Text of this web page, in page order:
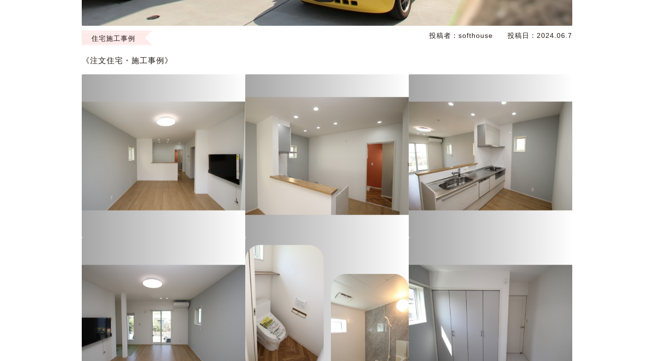
住宅施工事例 投稿者： softhouse 投稿日： 2024.06.7
《注文住宅・施工事例》